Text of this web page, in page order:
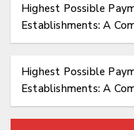
Highest Possible
Establishments: A
Huge
Highest Possible
Establishments: A
Huge